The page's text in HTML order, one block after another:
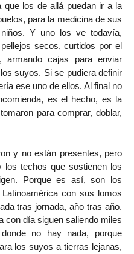
que los de allá puedan ir a la
para la medicina de sus
Y uno los ve todavía,
secos, curtidos por el
armando cajas para enviar
suyos. Si se pudiera definir
ese uno de ellos. Al final no
es el hecho, es la
para comprar, doblar,
y no están presentes, pero
techos que sostienen los
Porque es así, son los
con sus lomos
tras jornada, año tras año.
con día siguen saliendo miles
no hay nada, porque
los suyos a tierras lejanas,